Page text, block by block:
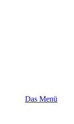
Das Menü